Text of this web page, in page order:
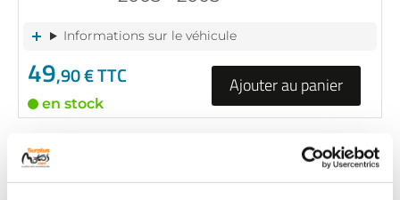
Informations sur le véhicule
49,90 € TTC
en stock
Ajouter au panier
ETRIER FREIN AVANT